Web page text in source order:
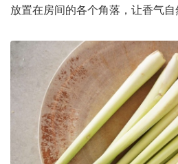
放置在房间的各个角落，让香气自